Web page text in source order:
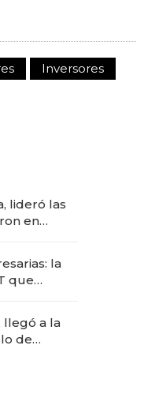
Inversores
lideró las
en
la
que
llegó a la
de